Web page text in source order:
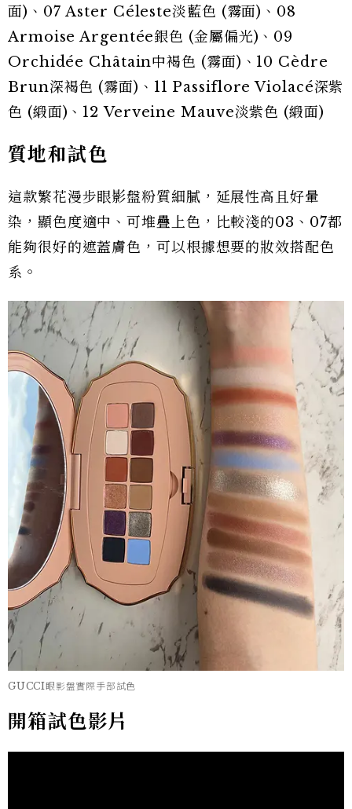
面)、07 Aster Céleste淡藍色 (霧面)、08
Armoise Argentée銀色 (金屬偏光)、09
Orchidée Châtain中褐色 (霧面)、10 Cèdre
Brun深褐色 (霧面)、11 Passiflore Violacé深紫
色 (緞面)、12 Verveine Mauve淡紫色 (緞面)
質地和試色
這款繁花漫步眼影盤粉質細膩，延展性高且好暈
染，顯色度適中、可堆疊上色，比較淺的03、07都
能夠很好的遮蓋膚色，可以根據想要的妝效搭配色
系。
GUCCI眼影盤實際手部試色
開箱試色影片